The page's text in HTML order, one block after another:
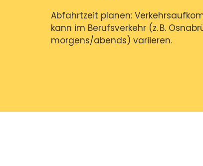
Abfahrtzeit planen:
kann im Berufsverkehr (z. B.
morgens/abends) variieren.